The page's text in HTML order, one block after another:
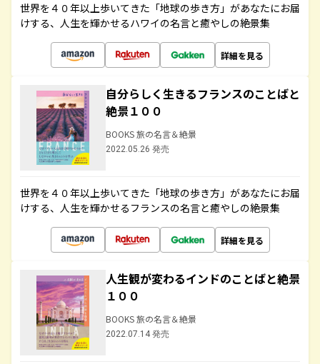
世界を４０年以上歩いてきた「地球の歩き方」があなたにお届
けする、人生を輝かせるハワイの名言と癒やしの絶景集
詳細を見る
自分らしく生きるフランスのことばと
絶景１００
BOOKS 旅の名言＆絶景
2022.05.26 発売
世界を４０年以上歩いてきた「地球の歩き方」があなたにお届
けする、人生を輝かせるフランスの名言と癒やしの絶景集
詳細を見る
人生観が変わるインドのことばと絶景
１００
BOOKS 旅の名言＆絶景
2022.07.14 発売